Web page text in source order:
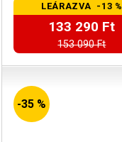
LEÁRAZVA -13 %
133 290 Ft
153 090 Ft
-35 %